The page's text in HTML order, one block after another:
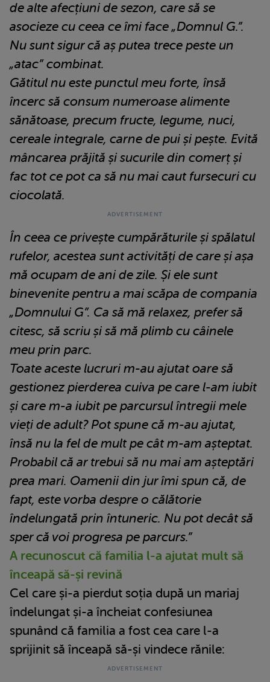
de alte afecțiuni de sezon, care să se
asocieze cu ceea ce îmi face „Domnul G.”.
Nu sunt sigur că aș putea trece peste un
„atac” combinat.
Gătitul nu este punctul meu forte, însă
încerc să consum numeroase alimente
sănătoase, precum fructe, legume, nuci,
cereale integrale, carne de pui și pește. Evită
mâncarea prăjită și sucurile din comerț și
fac tot ce pot ca să nu mai caut fursecuri cu
ciocolată.
În ceea ce privește cumpărăturile și spălatul
rufelor, acestea sunt activități de care și așa
mă ocupam de ani de zile. Și ele sunt
binevenite pentru a mai scăpa de compania
„Domnului G”. Ca să mă relaxez, prefer să
citesc, să scriu și să mă plimb cu câinele
meu prin parc.
Toate aceste lucruri m-au ajutat oare să
gestionez pierderea cuiva pe care l-am iubit
și care m-a iubit pe parcursul întregii mele
vieți de adult? Pot spune că m-au ajutat,
însă nu la fel de mult pe cât m-am așteptat.
Probabil că ar trebui să nu mai am așteptări
prea mari. Oamenii din jur îmi spun că, de
fapt, este vorba despre o călătorie
îndelungată prin întuneric. Nu pot decât să
sper că voi progresa pe parcurs.”
A recunoscut că familia l-a ajutat mult să
înceapă să-și revină
Cel care și-a pierdut soția după un mariaj
îndelungat și-a încheiat confesiunea
spunând că familia a fost cea care l-a
sprijinit să înceapă să-și vindece rănile: